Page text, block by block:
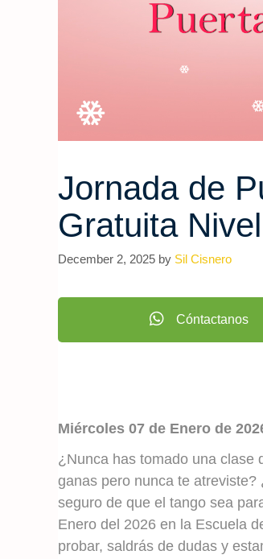
Jornada de
Gratuita
December 2, 2025 by Sil Cisnero
Cóntactanos
Miércoles 07 de Enero de
¿Nunca has tomado una clase
ganas pero nunca te
seguro de que el tango sea
Enero del 2026 en la Escuela
probar, saldrás de dudas y